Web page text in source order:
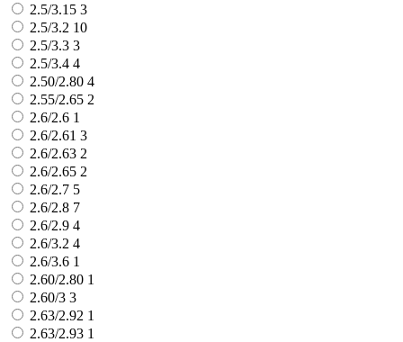
2.5/3.15 3
2.5/3.2 10
2.5/3.3 3
2.5/3.4 4
2.50/2.80 4
2.55/2.65 2
2.6/2.6 1
2.6/2.61 3
2.6/2.63 2
2.6/2.65 2
2.6/2.7 5
2.6/2.8 7
2.6/2.9 4
2.6/3.2 4
2.6/3.6 1
2.60/2.80 1
2.60/3 3
2.63/2.92 1
2.63/2.93 1